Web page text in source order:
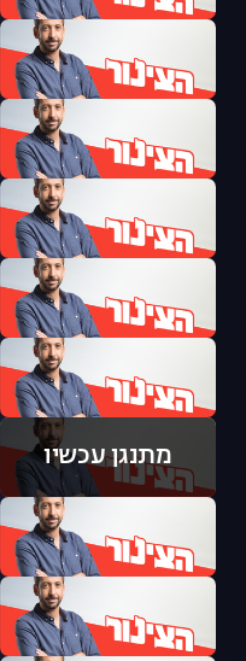
מתנגן עכשיו